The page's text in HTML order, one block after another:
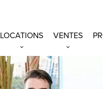
LOCATIONS VENTES